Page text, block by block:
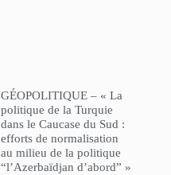
GÉOPOLITIQUE – « La
politique de la Turquie
dans le Caucase du Sud :
efforts de normalisation
au milieu de la politique
“l’Azerbaïdjan d’abord” »